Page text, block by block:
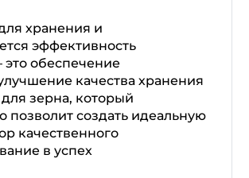
хранения и
эффективность
это обеспечение
качества хранения
зерна, который
позволит создать идеальную
качественного
в успех